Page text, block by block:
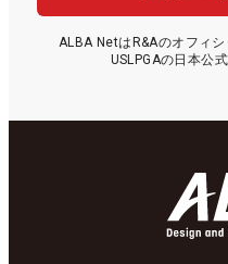
ALBA NetはR&Aのオフィ
USLPGAの日本公